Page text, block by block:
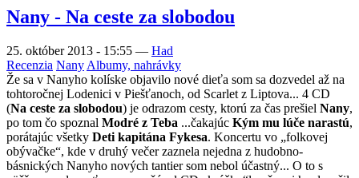
Nany - Na ceste za slobodou
25. október 2013 - 15:55 — Had
Recenzia Nany Albumy, nahrávky
Že sa v Nanyho kolíske objavilo nové dieťa som sa dozvedel až na
tohtoročnej Lodenici v Piešťanoch, od Scarlet z Liptova... 4 CD
(Na ceste za slobodou) je odrazom cesty, ktorú za čas prešiel Nany,
po tom čo spoznal Modré z Teba ...čakajúc Kým mu lúče narastú,
porátajúc všetky Deti kapitána Fykesa. Koncertu vo „folkovej
obývačke“, kde v druhý večer zaznela nejedna z hudobno-
básnických Nanyho nových tantier som nebol účastný... O to s